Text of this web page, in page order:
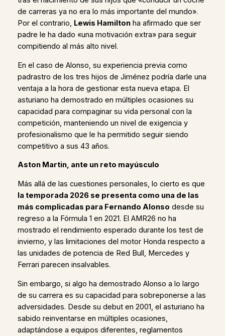
de carreras ya no era lo más importante del mundo».
Por el contrario, Lewis Hamiltonha afirmado que ser
padre le ha dado «una motivación extra» para seguir
compitiendo al más alto nivel.
En el caso de Alonso, su experiencia previa como
padrastro de los tres hijos de Jiménez podría darle una
ventaja a la hora de gestionar esta nueva etapa. El
asturiano ha demostrado en múltiples ocasiones su
capacidad para compaginar su vida personal con la
competición, manteniendo un nivel de exigencia y
profesionalismo que le ha permitido seguir siendo
competitivo a sus 43 años.
Aston Martin, ante un reto mayúsculo
Más allá de las cuestiones personales, lo cierto es que
la temporada 2026 se presenta como una de las
más complicadas para Fernando Alonso desde su
regreso a la Fórmula 1 en 2021. El AMR26 no ha
mostrado el rendimiento esperado durante los test de
invierno, y las limitaciones del motor Honda respecto a
las unidades de potencia de Red Bull, Mercedes y
Ferrari parecen insalvables.
Sin embargo, si algo ha demostrado Alonso a lo largo
de su carrera es su capacidad para sobreponerse a las
adversidades. Desde su debut en 2001, el asturiano ha
sabido reinventarse en múltiples ocasiones,
adaptándose a equipos diferentes, reglamentos